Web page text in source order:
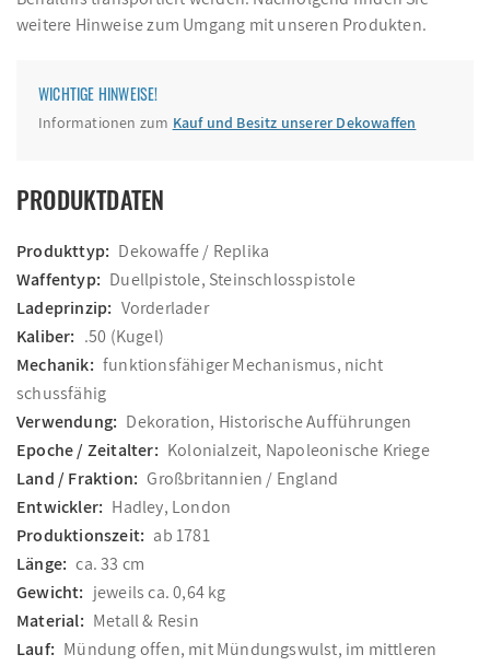
weitere Hinweise zum Umgang mit unseren Produkten.
WICHTIGE HINWEISE!
Informationen zum Kauf und Besitz unserer Dekowaffen
PRODUKTDATEN
Produkttyp: Dekowaffe / Replika
Waffentyp: Duellpistole, Steinschlosspistole
Ladeprinzip: Vorderlader
Kaliber: .50 (Kugel)
Mechanik: funktionsfähiger Mechanismus, nicht
schussfähig
Verwendung: Dekoration, Historische Aufführungen
Epoche / Zeitalter: Kolonialzeit, Napoleonische Kriege
Land / Fraktion: Großbritannien / England
Entwickler: Hadley, London
Produktionszeit: ab 1781
Länge: ca. 33 cm
Gewicht: jeweils ca. 0,64 kg
Material: Metall & Resin
Lauf: Mündung offen, mit Mündungswulst, im mittleren